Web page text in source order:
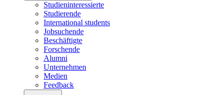
Studieninteressierte
Studierende
International students
Jobsuchende
Beschäftigte
Forschende
Alumni
Unternehmen
Medien
Feedback